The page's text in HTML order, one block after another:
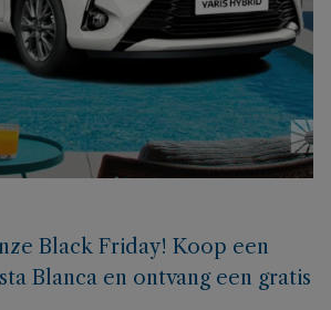
Black Friday! Koop een
Blanca en ontvang een gratis